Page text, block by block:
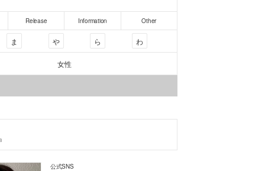
Release Information Other
ま や ら わ
女性
公式SNS